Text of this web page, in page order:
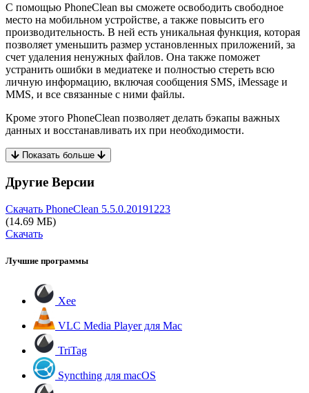
С помощью PhoneClean вы сможете освободить свободное
место на мобильном устройстве, а также повысить его
производительность. В ней есть уникальная функция, которая
позволяет уменьшить размер установленных приложений, за
счет удаления ненужных файлов. Она также поможет
устранить ошибки в медиатеке и полностью стереть всю
личную информацию, включая сообщения SMS, iMessage и
MMS, и все связанные с ними файлы.
Кроме этого PhoneClean позволяет делать бэкапы важных
данных и восстанавливать их при необходимости.
Показать больше
Другие Версии
Скачать PhoneClean 5.5.0.20191223
(14.69 МБ)
Скачать
Лучшие программы
Xee
VLC Media Player для Mac
TriTag
Syncthing для macOS